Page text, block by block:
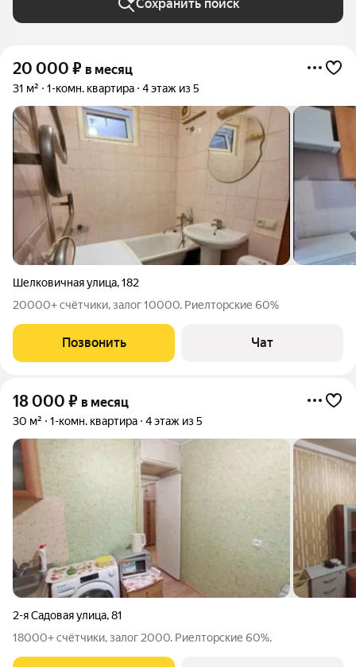
Сохранить поиск
20 000 ₽ в месяц
31 м² 1-комн. квартира 4 этаж из 5
Шелковичная улица,182
20000+ счётчики, залог 10000. Риелторские 60%
Позвонить Чат
18 000 ₽ в месяц
30 м² 1-комн. квартира 4 этаж из 5
2-я Садовая улица,81
18000+ счётчики, залог 2000. Риелторские 60%.